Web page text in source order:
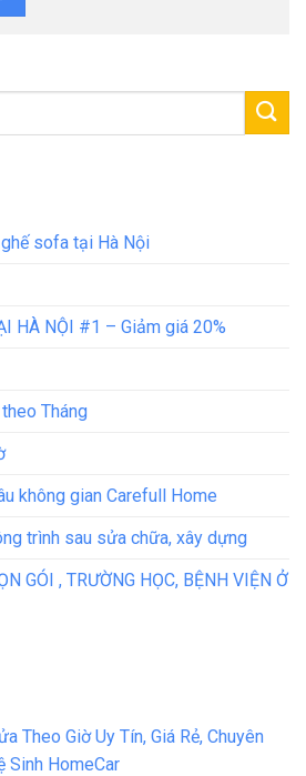
sofa tại Hà Nội
HÀ NỘI #1 – Giảm giá 20%
Tháng
không gian Carefull Home
trình sau sửa chữa, xây dựng
GÓI , TRƯỜNG HỌC, BỆNH VIỆN Ở
Theo Giờ Uy Tín, Giá Rẻ, Chuyên
Sinh HomeCar